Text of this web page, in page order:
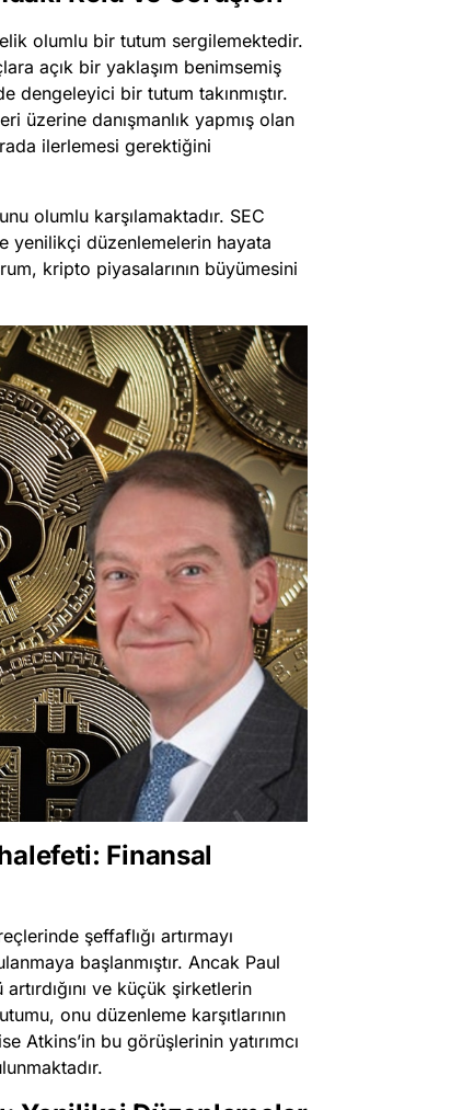
olumlu bir tutum sergilemektedir.
açık bir yaklaşım benimsemiş
dengeleyici bir tutum takınmıştır.
üzerine danışmanlık yapmış olan
ilerlemesi gerektiğini
olumlu karşılamaktadır. SEC
yenilikçi düzenlemelerin hayata
kripto piyasalarının büyümesini
Finansal
şeffaflığı artırmayı
başlanmıştır. Ancak Paul
ve küçük şirketlerin
onu düzenleme karşıtlarının
Atkins’in bu görüşlerinin yatırımcı